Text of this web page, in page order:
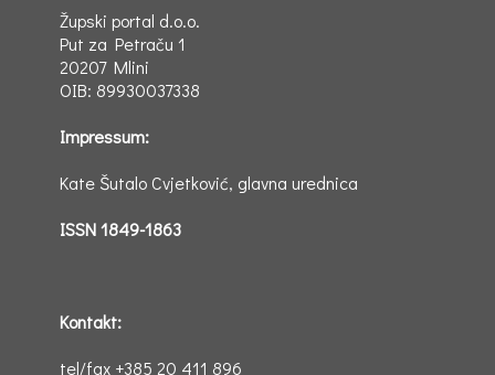
Župski portal d.o.o.
Put za Petraču 1
20207 Mlini
OIB: 89930037338
Impressum:
Kate Šutalo Cvjetković, glavna urednica
ISSN 1849-1863
Kontakt:
tel/fax +385 20 411 896